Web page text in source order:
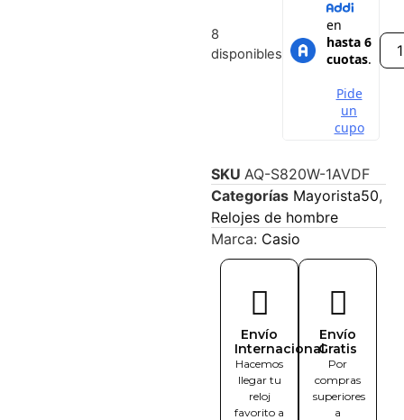
8
disponibles
SKU AQ-S820W-1AVDF
Categorías Mayorista50,
Relojes de hombre
Marca: Casio
Envío
Internacional
Hacemos
llegar tu
reloj
favorito a
Envío
Gratis
Por
compras
superiores
a